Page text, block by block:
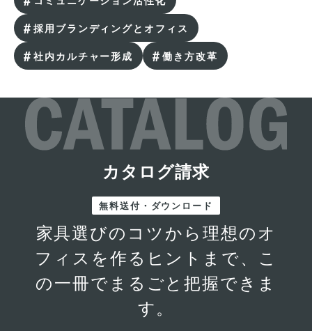
オフィスの執務室とは？必要な機能とレイアウトの
採用ブランディングとオフィス
社内カルチャー形成
働き方改革
カタログ請求
無料送付・ダウンロード
家具選びのコツから理想のオ
フィスを作るヒントまで、こ
の一冊でまるごと把握できま
す。